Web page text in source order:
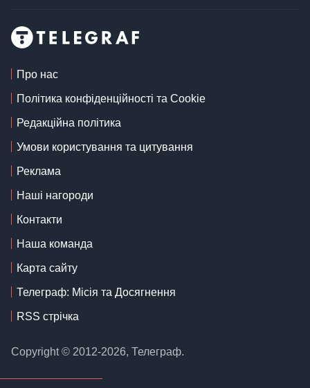
Про нас
Політика конфіденційності та Cookie
Редакційна політика
Умови користування та цитування
Реклама
Наші нагороди
Контакти
Наша команда
Карта сайту
Телеграф: Місія та Досягнення
RSS стрічка
Copyright © 2012-2026, Телеграф.